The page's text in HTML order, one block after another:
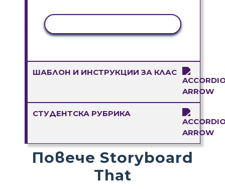
ШАБЛОН И ИНСТРУКЦИИ ЗА КЛАС
СТУДЕНТСКА РУБРИКА
Повече Storyboard
That